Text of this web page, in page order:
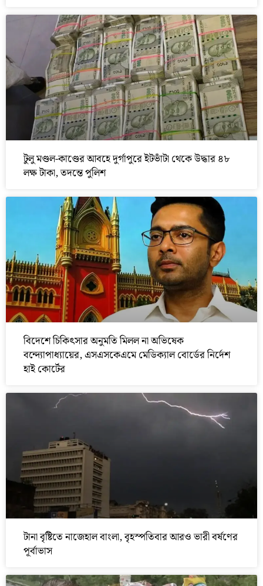
টুলু মণ্ডল-কাণ্ডের আবহে দুর্গাপুরে ইটভাঁটা থেকে উদ্ধার ৪৮
লক্ষ টাকা, তদন্তে পুলিশ
বিদেশে চিকিৎসার অনুমতি মিলল না অভিষেক
বন্দ্যোপাধ্যায়ের, এসএসকেএমে মেডিক্যাল বোর্ডের নির্দেশ
হাই কোর্টের
টানা বৃষ্টিতে নাজেহাল বাংলা, বৃহস্পতিবার আরও ভারী বর্ষণের
পূর্বাভাস